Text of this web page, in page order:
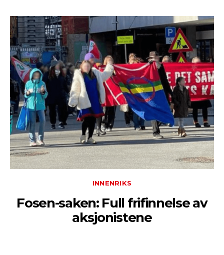
INNENRIKS
Fosen-saken: Full frifinnelse av
aksjonistene